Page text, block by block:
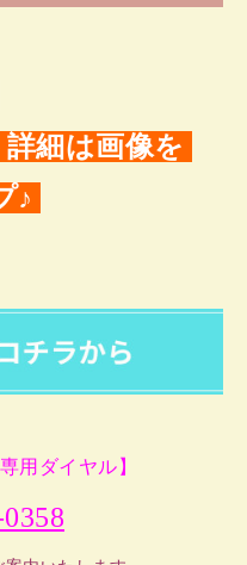
細は画像を
♪
用ダイヤル】